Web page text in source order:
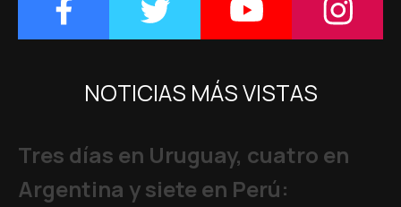
NOTICIAS MÁS VISTAS
Tres días en Uruguay, cuatro en
Argentina y siete en Perú: